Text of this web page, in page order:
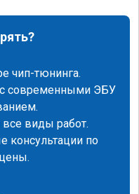
чип-тюнинга.
с современными ЭБУ
все виды работ.
консультации по